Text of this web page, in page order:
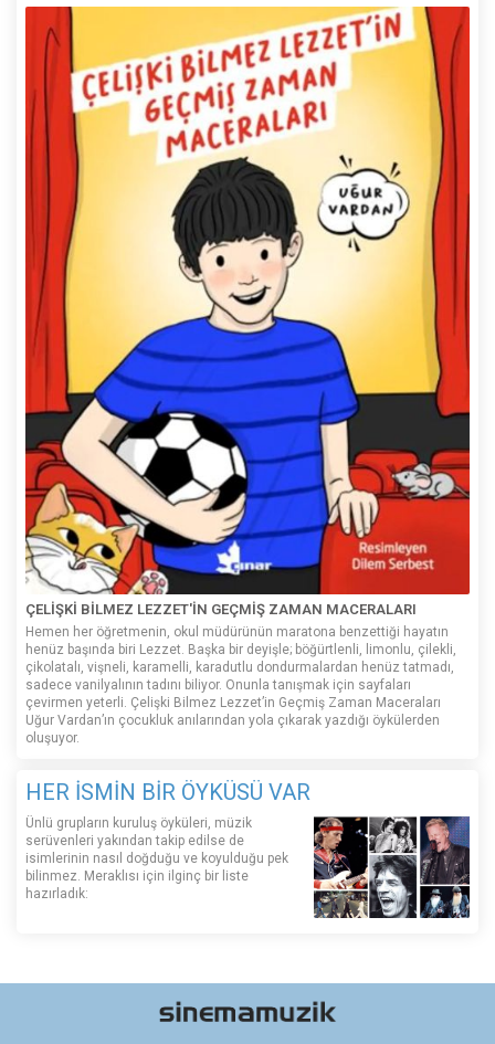
ÇELİŞKİ BİLMEZ LEZZET'İN GEÇMİŞ ZAMAN MACERALARI
Hemen her öğretmenin, okul müdürünün maratona benzettiği hayatın
henüz başında biri Lezzet. Başka bir deyişle; böğürtlenli, limonlu, çilekli,
çikolatalı, vişneli, karamelli, karadutlu dondurmalardan henüz tatmadı,
sadece vanilyalının tadını biliyor. Onunla tanışmak için sayfaları
çevirmen yeterli. Çelişki Bilmez Lezzet’in Geçmiş Zaman Maceraları
Uğur Vardan’ın çocukluk anılarından yola çıkarak yazdığı öykülerden
oluşuyor.
HER İSMİN BİR ÖYKÜSÜ VAR
Ünlü grupların kuruluş öyküleri, müzik
serüvenleri yakından takip edilse de
isimlerinin nasıl doğduğu ve koyulduğu pek
bilinmez. Meraklısı için ilginç bir liste
hazırladık: